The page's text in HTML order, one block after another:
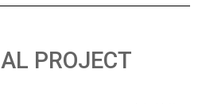
PROJECT